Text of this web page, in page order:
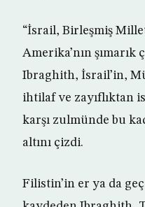
“İsrail, Birleşmiş
Amerika’nın
Ibraghith, İsrail’in,
ihtilaf ve zayıflıktan
karşı zulmünde bu
altını çizdi.
Filistin’in er ya da